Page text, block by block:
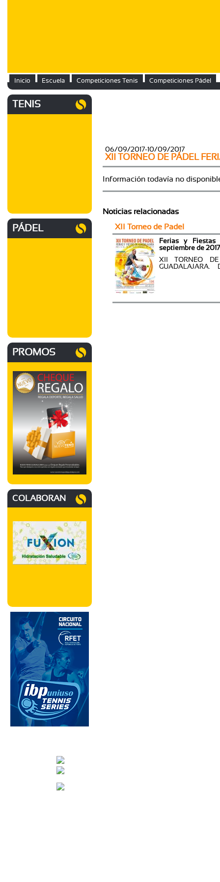
Inicio Escuela Competiciones Tenis Competiciones Pádel
TENIS
PÁDEL
PROMOS
COLABORAN
06/09/2017-10/09/2017
XII TORNEO DE PÁDEL
Información todavía no
Noticias relacionadas
XII Torneo de Padel
Ferias y
septiembre de 2017
XII TORNEO
GUADALAJARA.